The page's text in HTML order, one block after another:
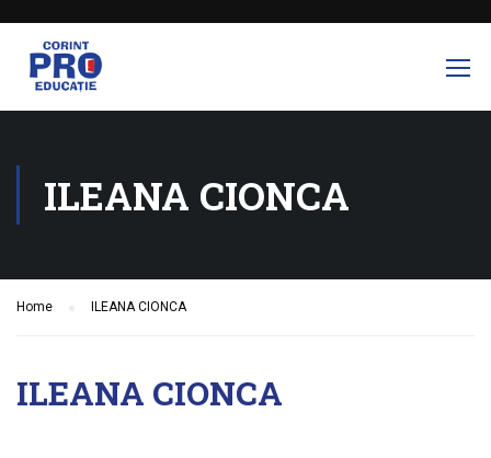
ILEANA CIONCA
Home ILEANA CIONCA
ILEANA CIONCA